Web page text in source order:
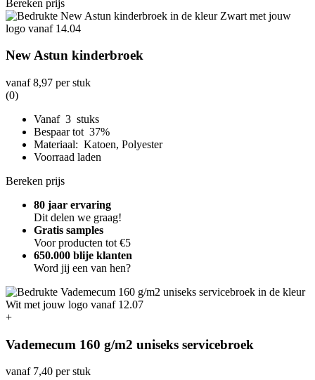
Bereken prijs
New Astun kinderbroek
vanaf8,97 per stuk
(0)
Vanaf 3 stuks
Bespaar tot 37%
Materiaal: Katoen, Polyester
Voorraad laden
Bereken prijs
80 jaar ervaring
Dit delen we graag!
Gratis samples
Voor producten tot €5
650.000 blije klanten
Word jij een van hen?
+
Vademecum 160 g/m2 uniseks servicebroek
vanaf 7,40 per stuk